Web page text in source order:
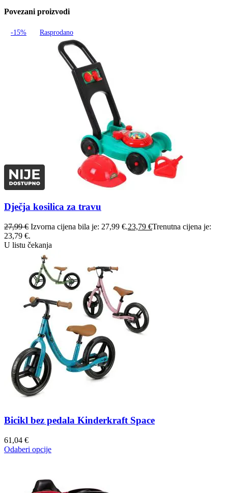
Povezani proizvodi
-15% Rasprodano
Dječja kosilica za travu
27,99€ Izvorna cijena bila je: 27,99 €.23,79 €Trenutna cijena je:
23,79 €.
U listu čekanja
Bicikl bez pedala Kinderkraft Space
61,04 €
Odaberi opcije